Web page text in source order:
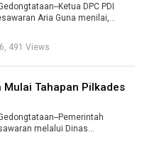
Ketua DPC PDI
Aria Guna menilai,
491 Views
Mulai Tahapan Pilkades
Pemerintah
melalui Dinas